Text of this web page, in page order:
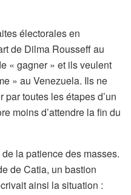
électorales en
de Dilma Rousseff au
« gagner » et ils veulent
» au Venezuela. Ils ne
toutes les étapes d’un
moins d’attendre la fin du
la patience des masses.
de Catia, un bastion
ainsi la situation :